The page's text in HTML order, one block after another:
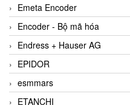
Emeta Encoder
Encoder - Bộ mã hóa
Endress + Hauser AG
EPIDOR
esmmars
ETANCHI